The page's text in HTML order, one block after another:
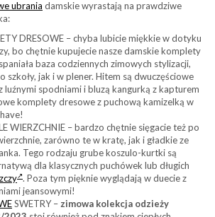
ubrania damskie wyrastają na prawdziwe
DRESOWE – chyba lubicie miękkie w dotyku
bo chętnie kupujecie nasze damskie komplety
baza codziennych zimowych stylizacji,
szkoły, jak i w plener. Hitem są dwuczęściowe
luźnymi spodniami i bluzą kangurką z kapturem
komplety dresowe z puchową kamizelką w
WIERZCHNIE – bardzo chętnie sięgacie też po
zarówno te w kratę, jak i gładkie ze
Tego rodzaju grube koszulo-kurtki są
dla klasycznych puchówek lub długich
. Poza tym pięknie wyglądają w duecie z
jeansowymi!
SWETRY – zimowa kolekcja odzieży